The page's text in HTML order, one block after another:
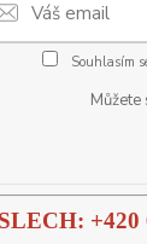
Souhlasím
+420